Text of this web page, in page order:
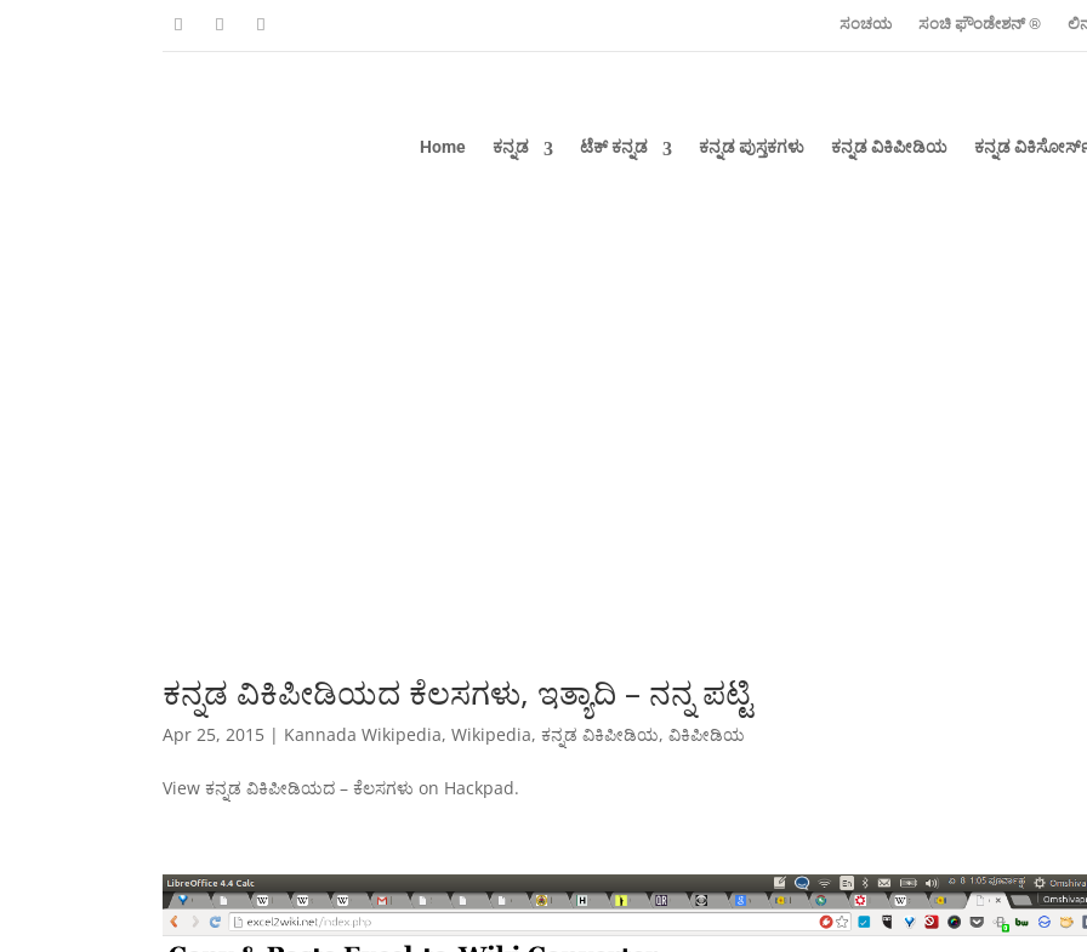
ಸಂಚಯ ಸಂಚಿ ಫೌಂಡೇಶನ್ ‍®
Home ಕನ್ನಡ ಟೆಕ್ ಕನ್ನಡ ಕನ್ನಡ ಪುಸ್ತಕಗಳು ಕನ್ನಡ ವಿಕಿಪೀಡಿಯ ಕನ್ನಡ
ಕನ್ನಡ ವಿಕಿಪೀಡಿಯದ ಕೆಲಸಗಳು, ಇತ್ಯಾದಿ – ನನ್ನ ಪಟ್ಟಿ
Apr 25, 2015 | Kannada Wikipedia,Wikipedia, ಕನ್ನಡ ವಿಕಿಪೀಡಿಯ,ವಿಕಿಪೀಡಿಯ
View ಕನ್ನಡ ವಿಕಿಪೀಡಿಯದ – ಕೆಲಸಗಳು on Hackpad.